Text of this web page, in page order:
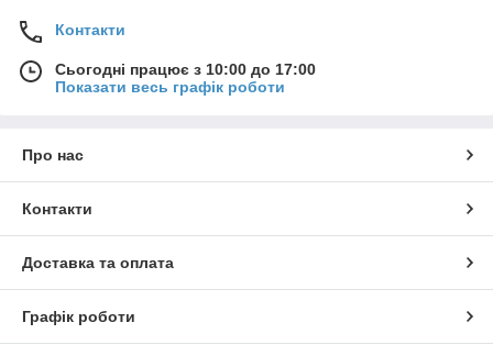
Контакти
Сьогодні працює з 10:00 до 17:00
Показати весь графік роботи
Про нас
Контакти
Доставка та оплата
Графік роботи